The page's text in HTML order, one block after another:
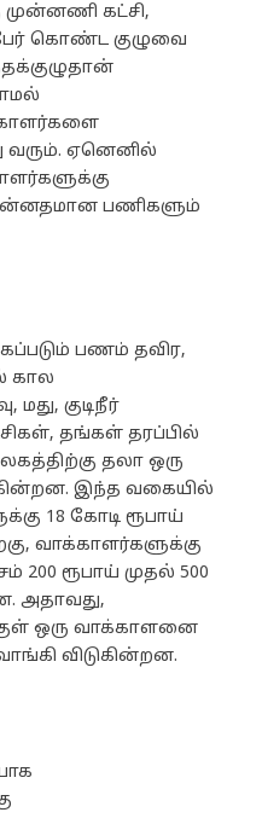
முன்னணி கட்சி,
பேர் கொண்ட குழுவை
வரும். ஏனெனில்
பணிகளும்
பணம் தவிர,
கால
குடிநீர்
தங்கள் தரப்பில்
தலா ஒரு
இந்த வகையில்
18 கோடி ரூபாய்
வாக்காளர்களுக்கு
200 ரூபாய் முதல் 500
அதாவது,
ஒரு வாக்காளனை
விடுகின்றன.